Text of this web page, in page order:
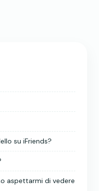
su iFriends?
aspettarmi di vedere